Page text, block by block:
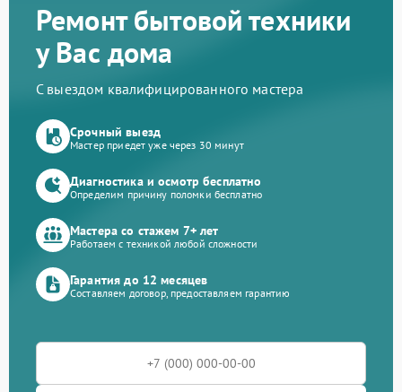
Ремонт бытовой техники
у Вас дома
С выездом квалифицированного мастера
Срочный выезд
Мастер приедет уже через 30 минут
Диагностика и осмотр бесплатно
Определим причину поломки бесплатно
Мастера со стажем 7+ лет
Работаем с техникой любой сложности
Гарантия до 12 месяцев
Составляем договор, предоставляем гарантию